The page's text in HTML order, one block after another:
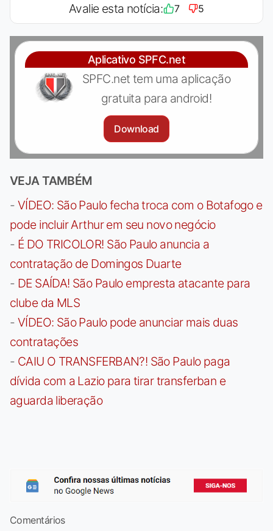
Avalie esta notícia: 7 5
Aplicativo SPFC.net
SPFC.net tem uma aplicação
gratuita para android!
Download
VEJA TAMBÉM
- VÍDEO: São Paulo fecha troca com o Botafogo e
pode incluir Arthur em seu novo negócio
- É DO TRICOLOR! São Paulo anuncia a
contratação de Domingos Duarte
- DE SAÍDA! São Paulo empresta atacante para
clube da MLS
- VÍDEO: São Paulo pode anunciar mais duas
contratações
- CAIU O TRANSFERBAN?! São Paulo paga
dívida com a Lazio para tirar transferban e
aguarda liberação
Comentários